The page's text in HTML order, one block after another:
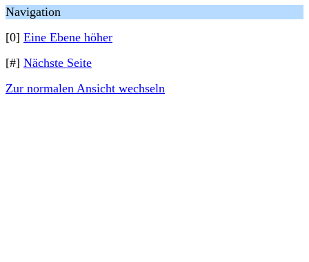
Navigation
[0] Eine Ebene höher
[#] Nächste Seite
Zur normalen Ansicht wechseln